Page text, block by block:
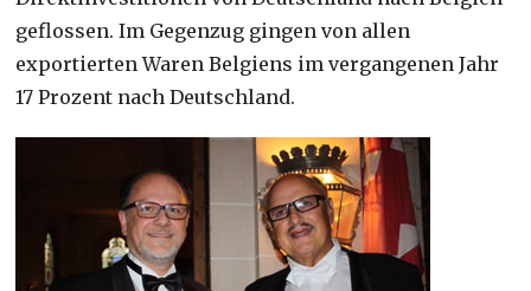
geflossen. Im Gegenzug gingen von allen
exportierten Waren Belgiens im vergangenen Jahr
17 Prozent nach Deutschland.